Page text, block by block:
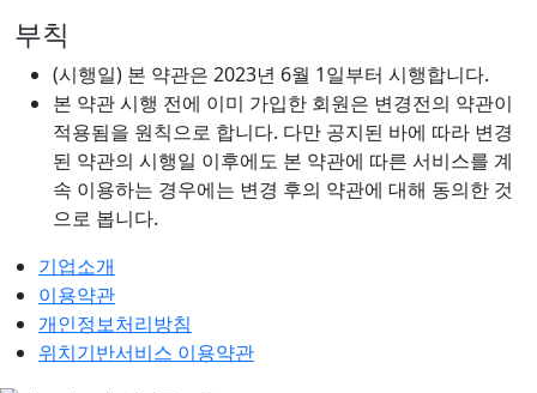
부칙
(시행일) 본 약관은 2023년 6월 1일부터 시행합니다.
본 약관 시행 전에 이미 가입한 회원은 변경전의 약관이
적용됨을 원칙으로 합니다. 다만 공지된 바에 따라 변경
된 약관의 시행일 이후에도 본 약관에 따른 서비스를 계
속 이용하는 경우에는 변경 후의 약관에 대해 동의한 것
으로 봅니다.
기업소개
이용약관
개인정보처리방침
위치기반서비스 이용약관